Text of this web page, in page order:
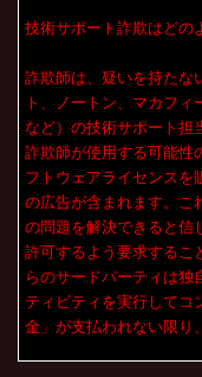
技術サポート詐欺はどの
詐欺師は、疑いを持たな
ト、ノートン、マカフ
など）の技術サポート担
詐欺師が使用する可能性
フトウェアライセンスを
の広告が含まれます。こ
の問題を解決できると信
許可するよう要求するこ
らのサードパーティは
ティビティを実行してコ
金」が支払われない限り